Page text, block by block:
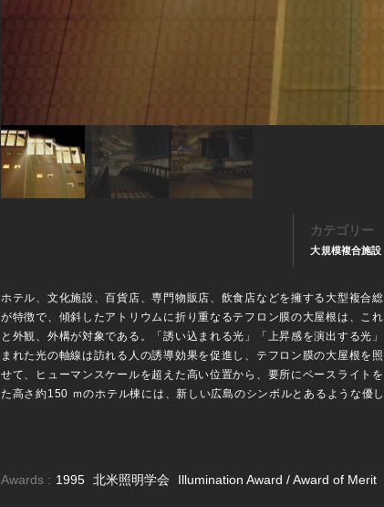
カテゴリー
大規模複合施設
ホテル、文化施設、百貨店、専門物販店、飲食店などを擁する大型複合
が特徴で、傾斜したアトリウムに折り重なるテフロン膜の大屋根は、こ
と外観、外構が対象である。「誘い込まれる光」「上昇感を演出する光
まれた光の軸線は訪れる人の誘導効果を促進し、テフロン膜の大屋根を
せて、ヒューマンスケールを超えた高い位置から、要所にベースライト
た高さ約150 ｍのホテル棟には、新しい広島のシンボルとあるような優
Awards : 1995 北米照明学会 Illumination Award / Award of Merit